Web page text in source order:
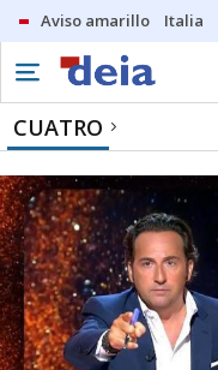
Aviso amarillo Italia
CUATRO